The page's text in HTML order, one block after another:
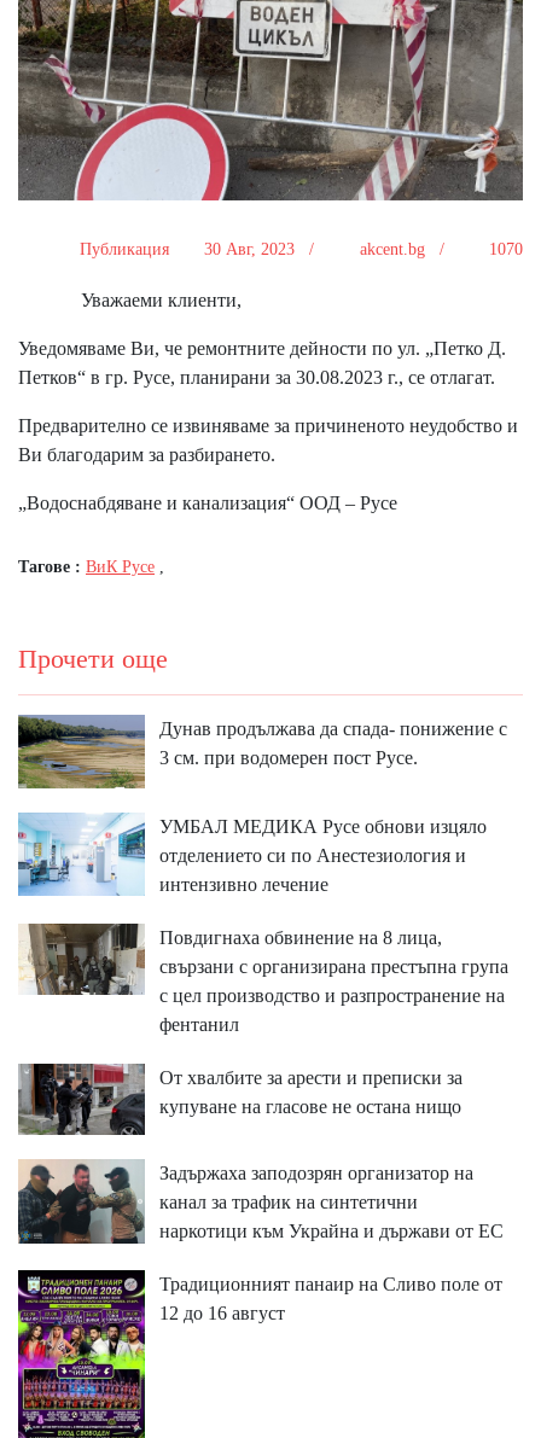
Публикация 30 Авг, 2023 / akcent.bg / 1070
Уважаеми клиенти,
Уведомяваме Ви, че ремонтните дейности по ул. „Петко Д.
Петков“ в гр. Русе, планирани за 30.08.2023 г., се отлагат.
Предварително се извиняваме за причиненото неудобство и
Ви благодарим за разбирането.
„Водоснабдяване и канализация“ ООД – Русе
Тагове : ВиК Русе
Прочети още
Дунав продължава да спада- понижение с
3 см. при водомерен пост Русе.
УМБАЛ МЕДИКА Русе обнови изцяло
отделението си по Анестезиология и
интензивно лечение
Повдигнаха обвинение на 8 лица,
свързани с организирана престъпна група
с цел производство и разпространение на
фентанил
От хвалбите за арести и преписки за
купуване на гласове не остана нищо
Задържаха заподозрян организатор на
канал за трафик на синтетични
наркотици към Украйна и държави от ЕС
Традиционният панаир на Сливо поле от
12 до 16 август